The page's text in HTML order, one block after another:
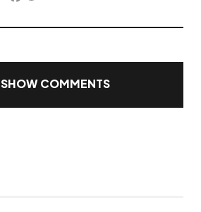
Facebook
TwitterPrintFriendly
Email
SHOW COMMENTS